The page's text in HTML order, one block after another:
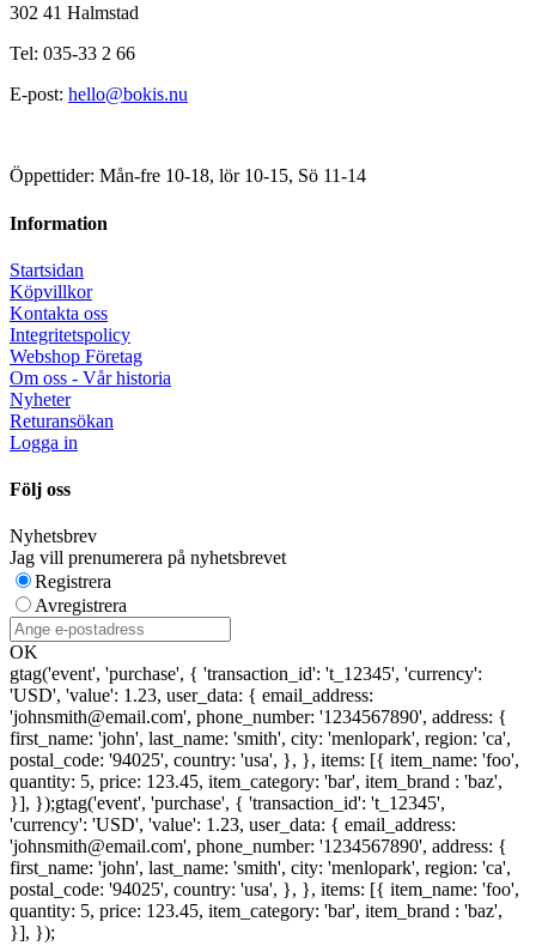
302 41 Halmstad
Tel: 035-33 2 66
E-post: hello@bokis.nu
Öppettider: Mån-fre 10-18, lör 10-15, Sö 11-14
Information
Startsidan
Köpvillkor
Kontakta oss
Integritetspolicy
Webshop Företag
Om oss - Vår historia
Nyheter
Returansökan
Logga in
Följ oss
Nyhetsbrev
Jag vill prenumerera på nyhetsbrevet
Registrera
Avregistrera
OK
gtag('event', 'purchase', { 'transaction_id': 't_12345', 'currency':
'USD', 'value': 1.23, user_data: { email_address:
'johnsmith@email.com', phone_number: '1234567890', address: {
first_name: 'john', last_name: 'smith', city: 'menlopark', region: 'ca',
postal_code: '94025', country: 'usa', }, }, items: [{ item_name: 'foo',
quantity: 5, price: 123.45, item_category: 'bar', item_brand : 'baz',
}], });gtag('event', 'purchase', { 'transaction_id': 't_12345',
'currency': 'USD', 'value': 1.23, user_data: { email_address:
'johnsmith@email.com', phone_number: '1234567890', address: {
first_name: 'john', last_name: 'smith', city: 'menlopark', region: 'ca',
postal_code: '94025', country: 'usa', }, }, items: [{ item_name: 'foo',
quantity: 5, price: 123.45, item_category: 'bar', item_brand : 'baz',
}], });